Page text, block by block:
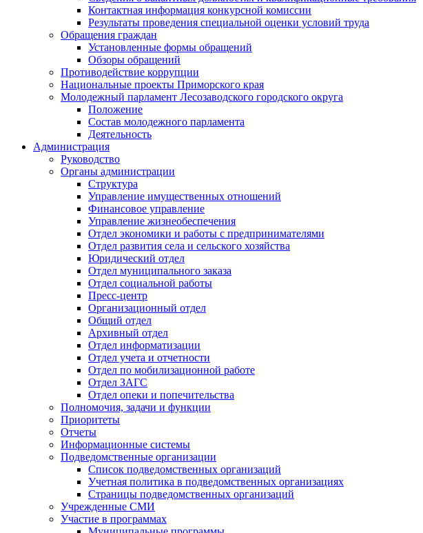
Контактная информация конкурсной комиссии
Результаты проведения специальной оценки условий труда
Обращения граждан
Установленные формы обращений
Обзоры обращений
Противодействие коррупции
Национальные проекты Приморского края
Молодежный парламент Лесозаводского городского округа
Положение
Состав молодежного парламента
Деятельность
Администрация
Руководство
Органы администрации
Структура
Управление имущественных отношений
Финансовое управление
Управление жизнеобеспечения
Отдел экономики и работы с предпринимателями
Отдел развития села и сельского хозяйства
Юридический отдел
Отдел муниципального заказа
Отдел социальной работы
Пресс-центр
Организационный отдел
Общий отдел
Архивный отдел
Отдел информатизации
Отдел учета и отчетности
Отдел по мобилизационной работе
Отдел ЗАГС
Отдел опеки и попечительства
Полномочия, задачи и функции
Приоритеты
Отчеты
Информационные системы
Подведомственные организации
Список подведомственных организаций
Учетная политика в подведомственных организациях
Страницы подведомственных организаций
Учрежденные СМИ
Участие в программах